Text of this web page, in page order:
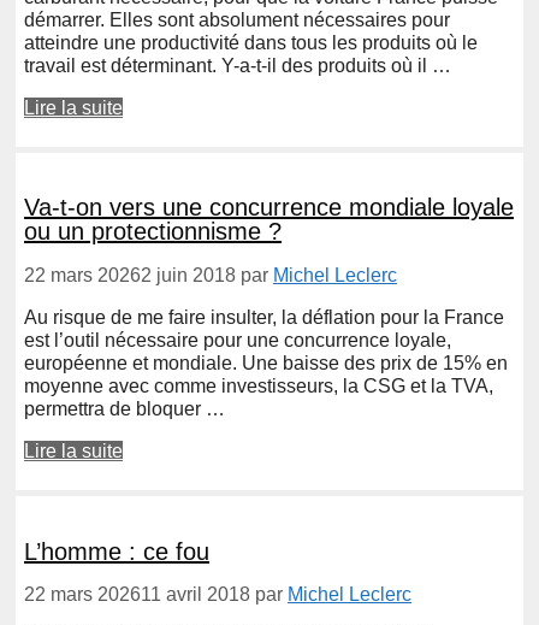
démarrer. Elles sont absolument nécessaires pour
atteindre une productivité dans tous les produits où le
travail est déterminant. Y-a-t-il des produits où il …
Lire la suite
Va-t-on vers une concurrence mondiale loyale
ou un protectionnisme ?
22 mars 20262 juin 2018 par Michel Leclerc
Au risque de me faire insulter, la déflation pour la France
est l’outil nécessaire pour une concurrence loyale,
européenne et mondiale. Une baisse des prix de 15% en
moyenne avec comme investisseurs, la CSG et la TVA,
permettra de bloquer …
Lire la suite
L’homme : ce fou
22 mars 202611 avril 2018 par Michel Leclerc